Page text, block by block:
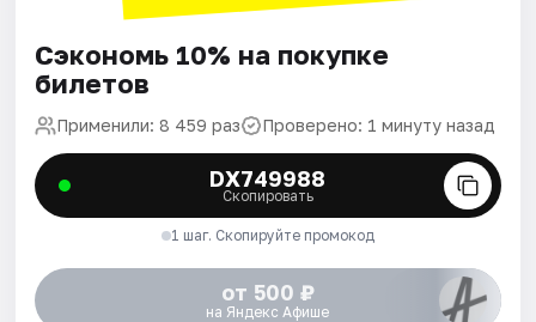
Сэкономь 10% на покупке
билетов
Применили: 8 459 раз Проверено: 1 минуту назад
DX749988
Скопировать
1 шаг. Скопируйте промокод
от 500 ₽
на Яндекс Афише